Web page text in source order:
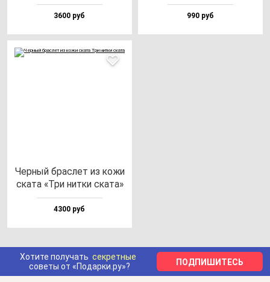
3600 руб 990 руб
Чер­ный брас­лет из ко­жи
ска­та «Три нит­ки ска­та»
4300 руб
Хотите получать секретные
советы от «Подарки.ру»?
ПОДПИШИТЕСЬ